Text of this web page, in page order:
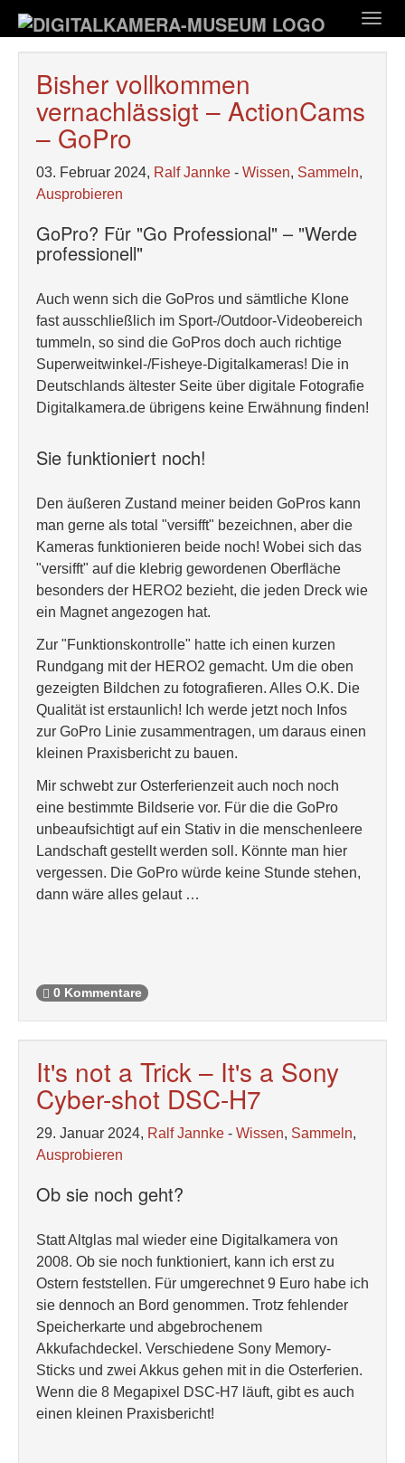
Hauptinhalt
springen
Bisher vollkommen
vernachlässigt – ActionCams
– GoPro
03. Februar 2024, Ralf Jannke - Wissen, Sammeln,
Ausprobieren
GoPro? Für "Go Professional" – "Werde
professionell"
Auch wenn sich die GoPros und sämtliche Klone
fast ausschließlich im Sport-/Outdoor-Videobereich
tummeln, so sind die GoPros doch auch richtige
Superweitwinkel-/Fisheye-Digitalkameras! Die in
Deutschlands ältester Seite über digitale Fotografie
Digitalkamera.de übrigens keine Erwähnung finden!
Sie funktioniert noch!
Den äußeren Zustand meiner beiden GoPros kann
man gerne als total "versifft" bezeichnen, aber die
Kameras funktionieren beide noch! Wobei sich das
"versifft" auf die klebrig gewordenen Oberfläche
besonders der HERO2 bezieht, die jeden Dreck wie
ein Magnet angezogen hat.
Zur "Funktionskontrolle" hatte ich einen kurzen
Rundgang mit der HERO2 gemacht. Um die oben
gezeigten Bildchen zu fotografieren. Alles O.K. Die
Qualität ist erstaunlich! Ich werde jetzt noch Infos
zur GoPro Linie zusammentragen, um daraus einen
kleinen Praxisbericht zu bauen.
Mir schwebt zur Osterferienzeit auch noch noch
eine bestimmte Bildserie vor. Für die die GoPro
unbeaufsichtigt auf ein Stativ in die menschenleere
Landschaft gestellt werden soll. Könnte man hier
vergessen. Die GoPro würde keine Stunde stehen,
dann wäre alles gelaut …
0 Kommentare
It's not a Trick – It's a Sony
Cyber-shot DSC-H7
29. Januar 2024, Ralf Jannke - Wissen, Sammeln,
Ausprobieren
Ob sie noch geht?
Statt Altglas mal wieder eine Digitalkamera von
2008. Ob sie noch funktioniert, kann ich erst zu
Ostern feststellen. Für umgerechnet 9 Euro habe ich
sie dennoch an Bord genommen. Trotz fehlender
Speicherkarte und abgebrochenem
Akkufachdeckel. Verschiedene Sony Memory-
Sticks und zwei Akkus gehen mit in die Osterferien.
Wenn die 8 Megapixel DSC-H7 läuft, gibt es auch
einen kleinen Praxisbericht!